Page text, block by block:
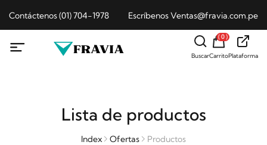
Contáctenos (01) 704-1978 Escríbenos Ventas@fravia.com.pe
Buscar
( 0 )
CarritoPlataforma
Lista de productos
Index Ofertas Productos